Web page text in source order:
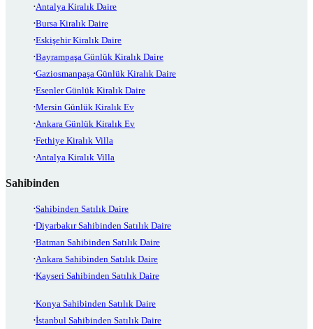
Antalya Kiralık Daire
Bursa Kiralık Daire
Eskişehir Kiralık Daire
Bayrampaşa Günlük Kiralık Daire
Gaziosmanpaşa Günlük Kiralık Daire
Esenler Günlük Kiralık Daire
Mersin Günlük Kiralık Ev
Ankara Günlük Kiralık Ev
Fethiye Kiralık Villa
Antalya Kiralık Villa
Sahibinden
Sahibinden Satılık Daire
Diyarbakır Sahibinden Satılık Daire
Batman Sahibinden Satılık Daire
Ankara Sahibinden Satılık Daire
Kayseri Sahibinden Satılık Daire
Konya Sahibinden Satılık Daire
İstanbul Sahibinden Satılık Daire